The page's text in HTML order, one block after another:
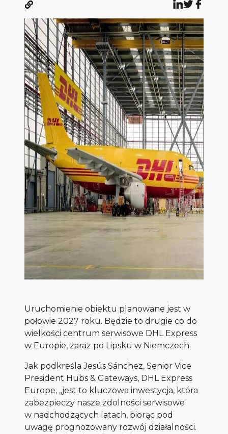
Uruchomienie obiektu planowane jest w
połowie 2027 roku. Będzie to drugie co do
wielkości centrum serwisowe DHL Express
w Europie, zaraz po Lipsku w Niemczech.
Jak podkreśla Jesús Sánchez, Senior Vice
President Hubs & Gateways, DHL Express
Europe, „jest to kluczowa inwestycja, która
zabezpieczy nasze zdolności serwisowe
w nadchodzących latach, biorąc pod
uwagę prognozowany rozwój działalności.